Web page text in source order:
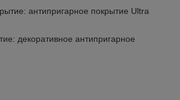
антипригарное покрытие Ultra
декоративное антипригарное